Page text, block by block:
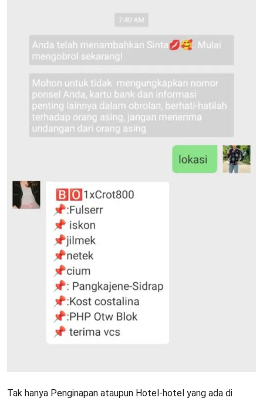
Tak hanya Penginapan ataupun Hotel-hotel yang ada di